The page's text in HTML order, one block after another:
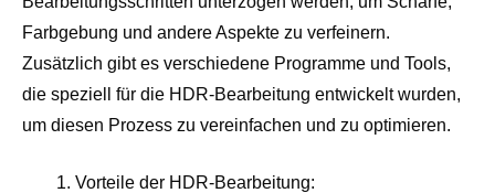
Farbgebung und andere Aspekte zu verfeinern.
Zusätzlich gibt es verschiedene Programme und Tools,
die speziell für die HDR-Bearbeitung entwickelt wurden,
um diesen Prozess zu vereinfachen und zu optimieren.
Vorteile der HDR-Bearbeitung: